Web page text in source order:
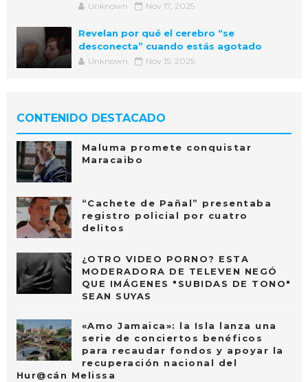
Unknown Nov 17, 2025
Revelan por qué el cerebro “se
desconecta” cuando estás agotado
Unknown Nov 15, 2025
CONTENIDO DESTACADO
Maluma promete conquistar
Maracaibo
“Cachete de Pañal” presentaba
registro policial por cuatro
delitos
¿OTRO VIDEO PORNO? ESTA
MODERADORA DE TELEVEN NEGÓ
QUE IMÁGENES "SUBIDAS DE TONO"
SEAN SUYAS
«Amo Jamaica»: la Isla lanza una
serie de conciertos benéficos
para recaudar fondos y apoyar la
recuperación nacional del
Hur@cán Melissa